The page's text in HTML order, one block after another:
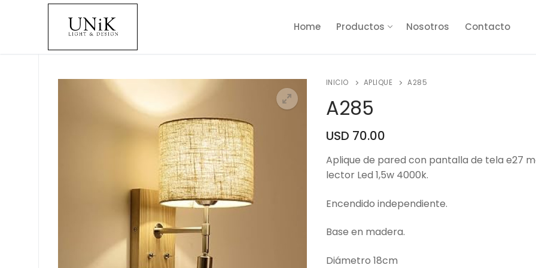
Home Productos Nosotros Contacto
INICIO APLIQUE A285
A285
USD 70.00
Aplique de pared con pantalla de tela e27
lector Led 1,5w 4000k.
Encendido independiente.
Base en madera.
Diámetro 18cm